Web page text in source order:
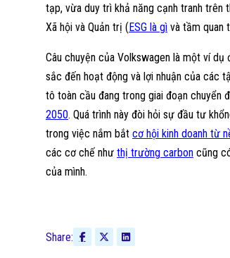
tạp, vừa duy trì khả năng cạnh tranh
Xã hội và Quản trị (ESG là gì và tầm quan
Câu chuyện của Volkswagen là một ví
sắc đến hoạt động và lợi nhuận của các
tô toàn cầu đang trong giai đoạn chuyển
2050. Quá trình này đòi hỏi sự đầu tư
trong việc nắm bắt cơ hội kinh doanh từ
các cơ chế như thị trường carbon cũng
của mình.
Share: